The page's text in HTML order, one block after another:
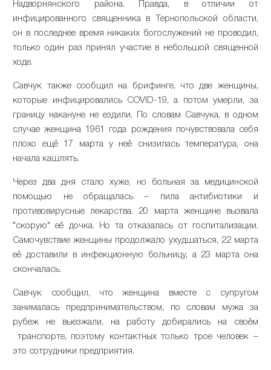
Надворнянского района. Правда, в отличии от
инфицированного священника в Тернопольской области,
он в последнее время никаких богослужений не проводил,
только один раз принял участие в небольшой священной
ходе.
Савчук также сообщил на брифинге, что две женщины,
которые инфицировались COVID-19, а потом умерли, за
границу накануне не ездили. По словам Савчука, в одном
случае женщина 1961 года рождения почувствовала себя
плохо ещё 17 марта у неё снизилась температура, она
начала кашлять.
Через два дня стало хуже, но больная за медицинской
помощью не обращалась – пила антибиотики и
противовирусные лекарства. 20 марта женщине вызвала
"скорую" её дочка. Но та отказалась от госпитализации.
Самочувствие женщины продолжало ухудшаться, 22 марта
её доставили в инфекционную больницу, а 23 марта она
скончалась.
Савчук сообщил, что женщина вместе с супругом
занималась предпринимательством, по словам мужа за
рубеж не выезжали, на работу добирались на своём
транспорте, поэтому контактных только трое человек –
это сотрудники предприятия.